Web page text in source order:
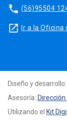
phone (56)95504
launch Ir a la Oficina
Diseño y desarrollo:
Asesoría: Dirección
Utilizando el Kit